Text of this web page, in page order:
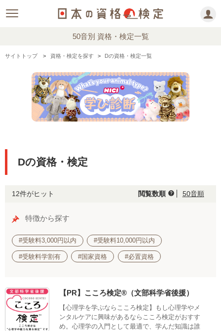
50音別 資格・検定一覧
サイトトップ 資格・検定を探す Dの資格・検定一覧
Dの資格・検定
12件がヒット 閲覧数順 help 50音順
特徴から探す
#受験料3,000円以内 #受験料10,000円以内
#受験料学割有 #国家資格 #必置資格
【PR】こころ検定®（文部科学省後援）
【心理学を学ぶならこころ検定】もし心理学やメ
ンタルケアに興味があるならこころ検定がおすす
め。心理学の入門として最適で、学んだ知識は誰